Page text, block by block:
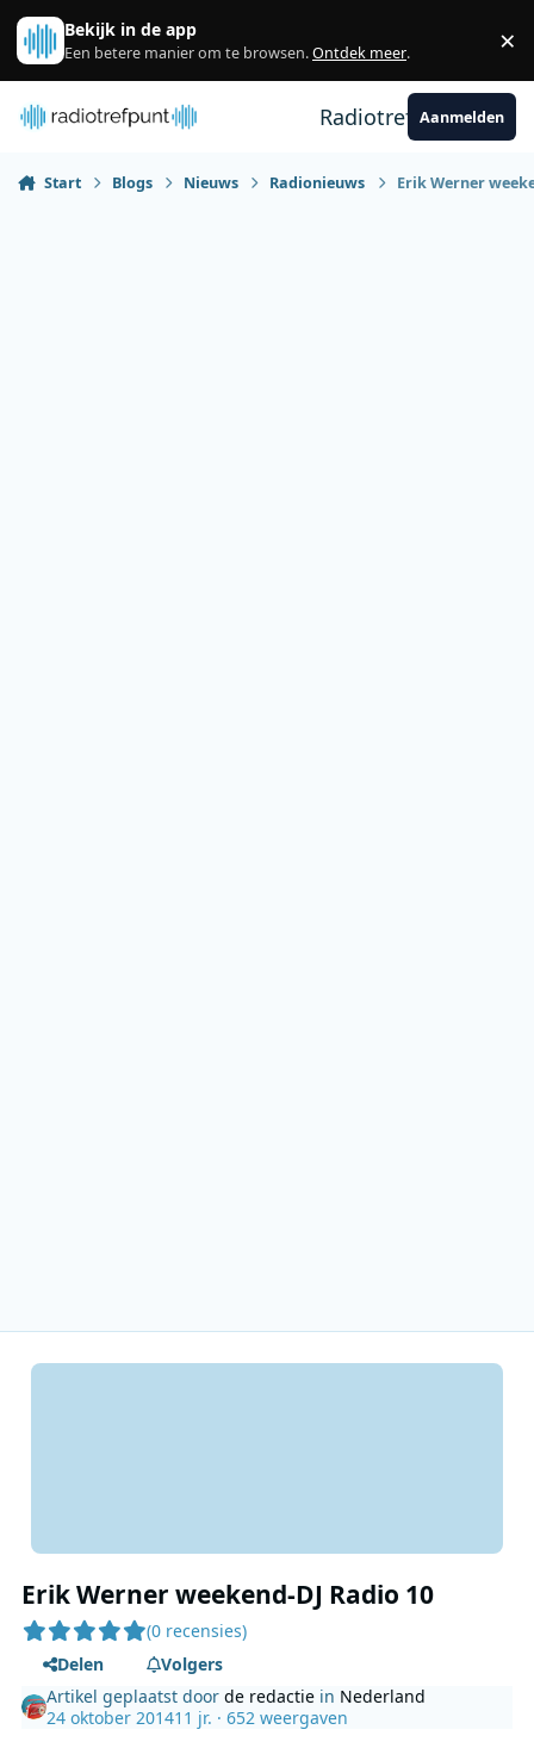
Spring naar bijdragen
Bekijk in de app
Een betere manier om te browsen.Ontdek meer. ×
RadiotrefpuntAanmelden
Start Blogs Nieuws Radionieuws Erik Werner
Erik Werner weekend-DJ Radio 10
(0 recensies)
Delen
Volgers
Artikel geplaatst doorde redactie in Nederland
24 oktober 201411 jr. · 652 weergaven